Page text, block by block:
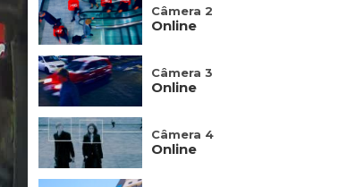
Câmera 2
Online
Câmera 3
Online
Câmera 4
Online